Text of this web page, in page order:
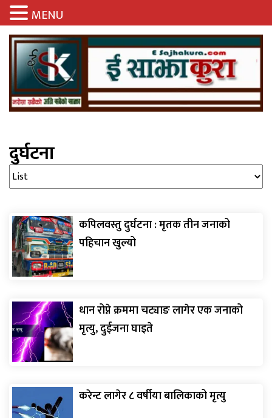
दुर्घटना
कपिलवस्तु दुर्घटना : मृतक तीन जनाको
पहिचान खुल्यो
धान रोप्ने क्रममा चट्याङ लागेर एक जनाको
मृत्यु, दुईजना घाइते
करेन्ट लागेर ८ वर्षीया बालिकाको मृत्यु
MENU